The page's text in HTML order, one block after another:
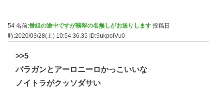
54 名前:番組の途中ですが翡翠の名無しがお送りします 投稿日
時:2020/03/28(土) 10:54:36.35
ID:9ukpoIVu0
>>5
バラガンとアーロニーロかっこいいな
ノイトラがクッソダサい